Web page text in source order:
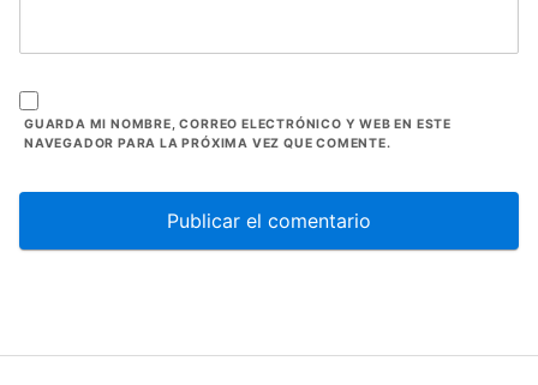
GUARDA MI NOMBRE, CORREO ELECTRÓNICO Y WEB EN ESTE
NAVEGADOR PARA LA PRÓXIMA VEZ QUE COMENTE.